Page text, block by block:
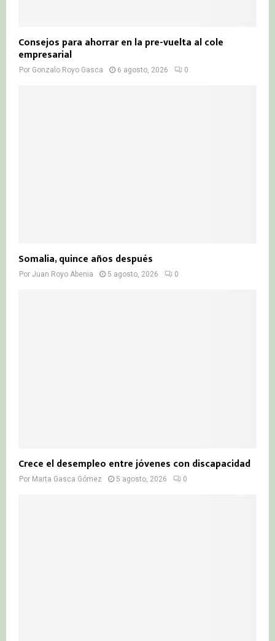
Consejos para ahorrar en la pre-vuelta al cole
empresarial
Por Gonzalo Royo Gasca 6 agosto, 2026 0
Somalia, quince años después
Por Juan Royo Abenia 5 agosto, 2026 0
Crece el desempleo entre jóvenes con discapacidad
Por Marta Gasca Gómez 5 agosto, 2026 0